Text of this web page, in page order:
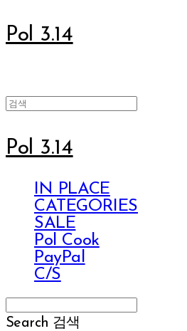
Pol 3.14
Pol 3.14
IN PLACE
CATEGORIES
SALE
Pol Cook
PayPal
C/S
Search 검색